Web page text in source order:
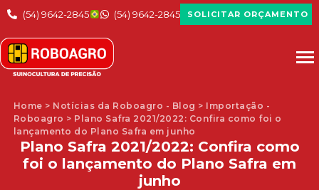
(54) 9642-2845 SOLICITAR ORÇAMENTO
(54) 9642-2845
Home > Notícias da Roboagro - Blog > Importação -
Roboagro > Plano Safra 2021/2022: Confira como foi o
lançamento do Plano Safra em junho
Plano Safra 2021/2022: Confira como
foi o lançamento do Plano Safra em
junho